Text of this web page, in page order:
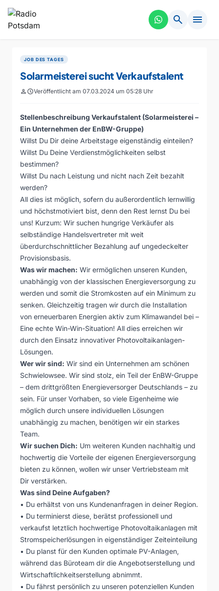
search menu
JOB DES TAGES
Solarmeisterei sucht Verkaufstalent
personscheduleVeröffentlicht am 07.03.2024 um 05:28 Uhr
Stellenbeschreibung Verkaufstalent (Solarmeisterei –
Ein Unternehmen der EnBW-Gruppe)
Willst Du Dir deine Arbeitstage eigenständig einteilen?
Willst Du Deine Verdienstmöglichkeiten selbst
bestimmen?
Willst Du nach Leistung und nicht nach Zeit bezahlt
werden?
All dies ist möglich, sofern du außerordentlich lernwillig
und höchstmotiviert bist, denn den Rest lernst Du bei
uns! Kurzum: Wir suchen hungrige Verkäufer als
selbständige Handelsvertreter mit weit
überdurchschnittlicher Bezahlung auf ungedeckelter
Provisionsbasis.
Was wir machen: Wir ermöglichen unseren Kunden,
unabhängig von der klassischen Energieversorgung zu
werden und somit die Stromkosten auf ein Minimum zu
senken. Gleichzeitig tragen wir durch die Installation
von erneuerbaren Energien aktiv zum Klimawandel bei –
Eine echte Win-Win-Situation! All dies erreichen wir
durch den Einsatz innovativer Photovoltaikanlagen-
Lösungen.
Wer wir sind: Wir sind ein Unternehmen am schönen
Schwielowsee. Wir sind stolz, ein Teil der EnBW-Gruppe
– dem drittgrößten Energieversorger Deutschlands – zu
sein. Für unser Vorhaben, so viele Eigenheime wie
möglich durch unsere individuellen Lösungen
unabhängig zu machen, benötigen wir ein starkes
Team.
Wir suchen Dich: Um weiteren Kunden nachhaltig und
hochwertig die Vorteile der eigenen Energieversorgung
bieten zu können, wollen wir unser Vertriebsteam mit
Dir verstärken.
Was sind Deine Aufgaben?
• Du erhältst von uns Kundenanfragen in deiner Region.
• Du terminierst diese, berätst professionell und
verkaufst letztlich hochwertige Photovoltaikanlagen mit
Stromspeicherlösungen in eigenständiger Zeiteinteilung
• Du planst für den Kunden optimale PV-Anlagen,
während das Büroteam dir die Angebotserstellung und
Wirtschaftlichkeitserstellung abnimmt.
• Du fährst persönlich zu unseren potenziellen Kunden